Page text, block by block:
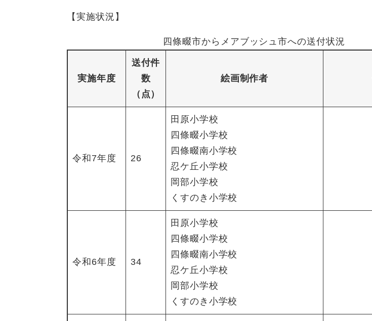
く
ュ
ひ
く
【実施状況】
四條畷市からメアブッシュ市への送付状況
実施年度
送付件
数
（点）
絵画制作者
令和7年度 26
田原小学校
四條畷小学校
四條畷南小学校
忍ケ丘小学校
岡部小学校
くすのき小学校
令和6年度 34
田原小学校
四條畷小学校
四條畷南小学校
忍ケ丘小学校
岡部小学校
くすのき小学校